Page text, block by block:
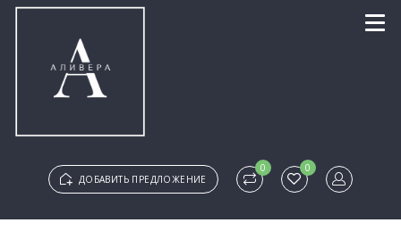
ДОБАВИТЬ ПРЕДЛОЖЕНИЕ
0 0